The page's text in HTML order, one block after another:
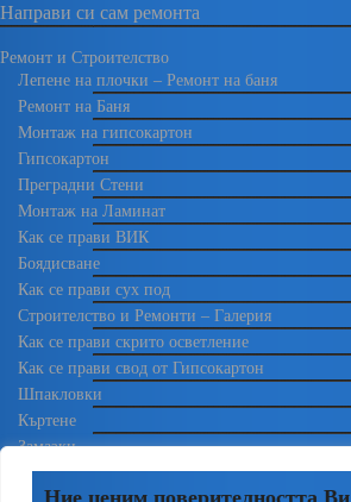
Ние ценим поверителността Ви
Направи си сам ремонта
Ремонт и Строителство
Лепене на плочки – Ремонт на баня
Ремонт на Баня
Монтаж на гипсокартон
Гипсокартон
Преградни Стени
Монтаж на Ламинат
Как се прави ВИК
Боядисване
Как се прави сух под
Строителство и Ремонти – Галерия
Как се прави скрито осветление
Как се прави свод от Гипсокартон
Шпакловки
Къртене
Замазки
Зидарии